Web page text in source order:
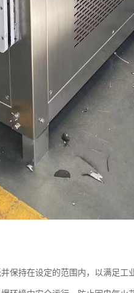
保持在设定的范围内，以满足工